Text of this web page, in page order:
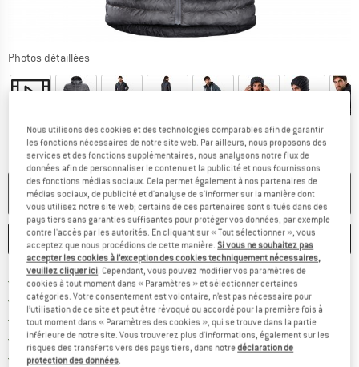
Photos détaillées
PLUS DISPONIBLE
ENREGISTRER COMPARER
Livraison gratuite dès 69 € (FR)Trouve les infos sur la
Droit de retour de 100 joursTrouve les informations de
> 4 000 000 clients satisfaits
Tous les articles disponibles
Protection des acheteurs de Trusted ShopsTrouve toutes les
Nous utilisons des cookies et des technologies comparables afin de garantir
les fonctions nécessaires de notre site web. Par ailleurs, nous proposons des
services et des fonctions supplémentaires, nous analysons notre flux de
données afin de personnaliser le contenu et la publicité et nous fournissons
des fonctions médias sociaux. Cela permet également à nos partenaires de
médias sociaux, de publicité et d'analyse de s'informer sur la manière dont
vous utilisez notre site web; certains de ces partenaires sont situés dans des
pays tiers sans garanties suffisantes pour protéger vos données, par exemple
contre l'accès par les autorités. En cliquant sur « Tout sélectionner », vous
acceptez que nous procédions de cette manière.Si vous ne souhaitez pas
accepter les cookies à l’exception des cookies techniquement nécessaires,
veuillez cliquer ici. Cependant, vous pouvez modifier vos paramètres de
cookies à tout moment dans « Paramètres » et sélectionner certaines
catégories. Votre consentement est volontaire, n’est pas nécessaire pour
l’utilisation de ce site et peut être révoqué ou accordé pour la première fois à
tout moment dans « Paramètres des cookies », qui se trouve dans la partie
inférieure de notre site. Vous trouverez plus d'informations, également sur les
risques des transferts vers des pays tiers, dans notredéclaration de
protection des données.